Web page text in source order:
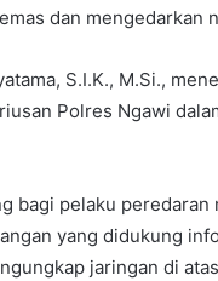
dan mengedarkan
S.I.K., M.Si.,
Polres Ngawi
bagi pelaku
yang didukung
jaringan di